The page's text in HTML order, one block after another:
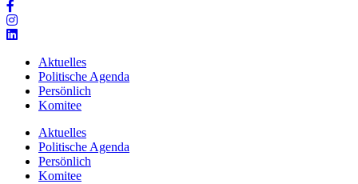
Aktuelles
Politische Agenda
Persönlich
Komitee
Aktuelles
Politische Agenda
Persönlich
Komitee